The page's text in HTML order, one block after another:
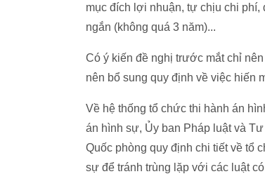
mục đích lợi nhuận, tự chịu chi
ngắn (không quá 3 năm)...
Có ý kiến đề nghị trước mắt chỉ
nên bổ sung quy định về việc hiến
Về hệ thống tổ chức thi hành án
án hình sự, Ủy ban Pháp luật và
Quốc phòng quy định chi tiết về tổ
sự để tránh trùng lặp với các luật